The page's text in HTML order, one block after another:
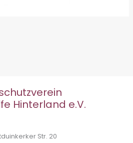
Hinterland e.V.
Str. 20